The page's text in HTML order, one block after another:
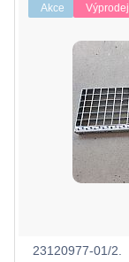
Akce Výprodej
23120977-01/2.